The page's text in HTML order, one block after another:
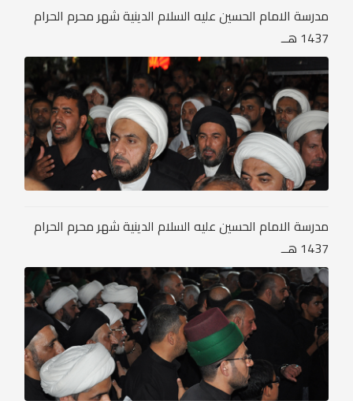
مدرسة الامام الحسين عليه السلام الدينية شهر محرم الحرام
1437 هــ
مدرسة الامام الحسين عليه السلام الدينية شهر محرم الحرام
1437 هــ